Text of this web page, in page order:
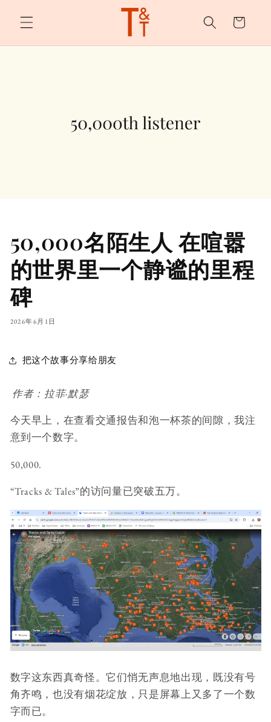
容
物
50,000名陌生人 在喧嚣
的世界里一个静谧的里程
碑
2026年6月1日
把这个故事分享给朋友
作者：拉菲·默瑟
今天早上，在查看交通报告和泡一杯茶的间隙，我注
意到一个数字。
50,000.
“Tracks & Tales”的访问量已突破五万。
数字这东西真奇怪。它们悄无声息地出现，既没有号
角齐鸣，也没有烟花绽放，只是屏幕上又多了一个数
字而已。